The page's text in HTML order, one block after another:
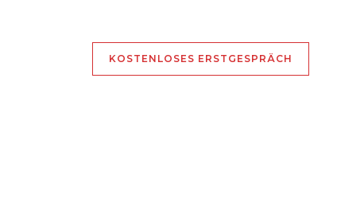
KOSTENLOSES ERSTGESPRÄCH